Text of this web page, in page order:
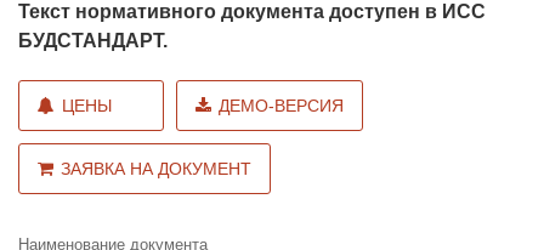
Текст нормативного документа доступен в ИСС
БУДСТАНДАРТ.
ЦЕНЫ ДЕМО-ВЕРСИЯ
ЗАЯВКА НА ДОКУМЕНТ
Наименование документа